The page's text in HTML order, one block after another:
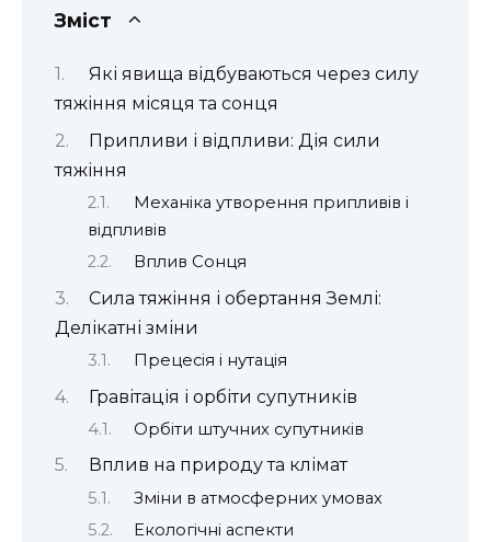
Зміст
Які явища відбуваються через силу
тяжіння місяця та сонця
Припливи і відпливи: Дія сили
тяжіння
Механіка утворення припливів і
відпливів
Вплив Сонця
Сила тяжіння і обертання Землі:
Делікатні зміни
Прецесія і нутація
Гравітація і орбіти супутників
Орбіти штучних супутників
Вплив на природу та клімат
Зміни в атмосферних умовах
Екологічні аспекти